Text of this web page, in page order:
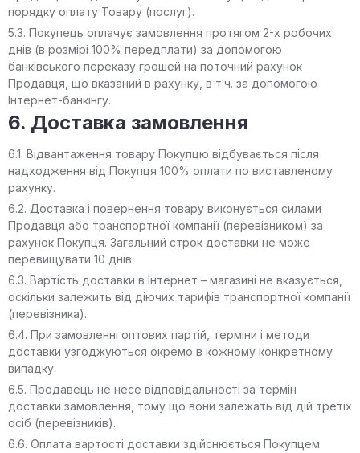
порядку оплату Товару (послуг).
5.3. Покупець оплачує замовлення протягом 2-х робочих
днів (в розмірі 100% передплати) за допомогою
банківського переказу грошей на поточний рахунок
Продавця, що вказаний в рахунку, в т.ч. за допомогою
Інтернет-банкінгу.
6. Доставка замовлення
6.1. Відвантаження товару Покупцю відбувається після
надходження від Покупця 100% оплати по виставленому
рахунку.
6.2. Доставка і повернення товару виконується силами
Продавця або транспортної компанії (перевізником) за
рахунок Покупця. Загальний строк доставки не може
перевищувати 10 днів.
6.3. Вартість доставки в Інтернет – магазині не вказується,
оскільки залежить від діючих тарифів транспортної компанії
(перевізника).
6.4. При замовленні оптових партій, терміни і методи
доставки узгоджуються окремо в кожному конкретному
випадку.
6.5. Продавець не несе відповідальності за термін
доставки замовлення, тому що вони залежать від дій третіх
осіб (перевізників).
6.6. Оплата вартості доставки здійснюється Покупцем